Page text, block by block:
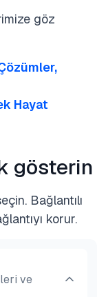
göz
Hayat
gösterin
Bağlantılı
korur.
ve